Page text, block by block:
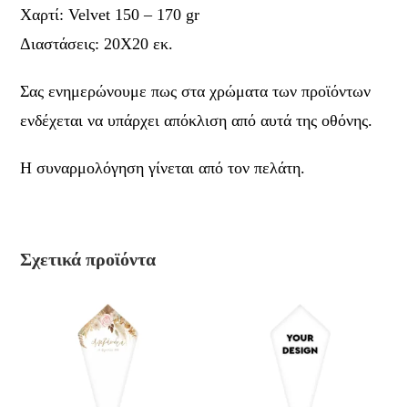
Χαρτί: Velvet 150 – 170 gr
Διαστάσεις: 20Χ20 εκ.
Σας ενημερώνουμε πως στα χρώματα των προϊόντων
ενδέχεται να υπάρχει απόκλιση από αυτά της οθόνης.
Η συναρμολόγηση γίνεται από τον πελάτη.
Σχετικά προϊόντα